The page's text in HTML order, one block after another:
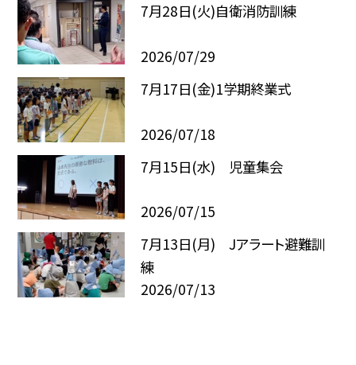
7月28日(火)自衛消防訓練
2026/07/29
7月17日(金)1学期終業式
2026/07/18
7月15日(水) 児童集会
2026/07/15
7月13日(月) Jアラート避難訓
練
2026/07/13